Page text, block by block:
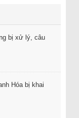
bị xử lý, câu
Hóa bị khai